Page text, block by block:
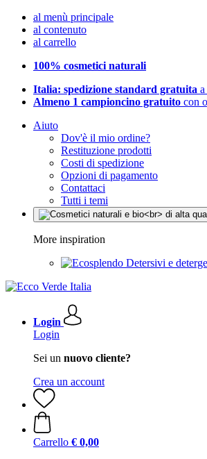
al menù principale
al contenuto
al carrello
100% cosmetici naturali
Italia: spedizione standard gratuita
Almeno 1 campioncino gratuito con
Aiuto
Dov'è il mio ordine?
Restituzione prodotti
Costi di spedizione
Opzioni di pagamento
Contattaci
Tutti i temi
More inspiration
Detersivi e
Login
Login
Sei un nuovo cliente?
Crea un account
Carrello € 0,00